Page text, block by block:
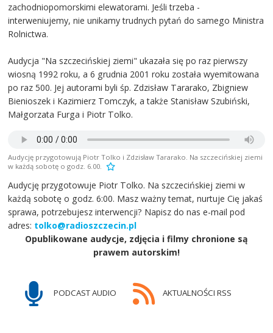
zachodniopomorskimi elewatorami. Jeśli trzeba -
interweniujemy, nie unikamy trudnych pytań do samego Ministra
Rolnictwa.
Audycja "Na szczecińskiej ziemi" ukazała się po raz pierwszy
wiosną 1992 roku, a 6 grudnia 2001 roku została wyemitowana
po raz 500. Jej autorami byli śp. Zdzisław Tararako, Zbigniew
Bienioszek i Kazimierz Tomczyk, a także Stanisław Szubiński,
Małgorzata Furga i Piotr Tolko.
Audycję przygotowują Piotr Tolko i Zdzisław Tararako. Na szczecińskiej ziemi
w każdą sobotę o godz. 6.00.
Audycję przygotowuje Piotr Tolko. Na szczecińskiej ziemi w
każdą sobotę o godz. 6:00. Masz ważny temat, nurtuje Cię jakaś
sprawa, potrzebujesz interwencji? Napisz do nas e-mail pod
adres: tolko@radioszczecin.pl
Opublikowane audycje, zdjęcia i filmy chronione są
prawem autorskim!
PODCAST AUDIO AKTUALNOŚCI RSS